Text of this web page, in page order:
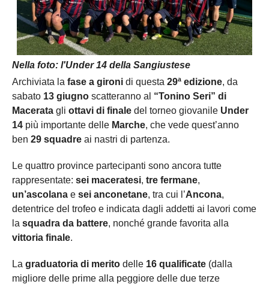
Nella foto: l'Under 14 della Sangiustese
Archiviata la fase a gironi di questa 29ª edizione, da
sabato 13 giugno scatteranno al “Tonino Seri” di
Macerata gli ottavi di finale del torneo giovanile Under
14 più importante delle Marche, che vede quest’anno
ben 29 squadre ai nastri di partenza.
Le quattro province partecipanti sono ancora tutte
rappresentate: sei maceratesi, tre fermane,
un’ascolana e sei anconetane, tra cui l’Ancona,
detentrice del trofeo e indicata dagli addetti ai lavori come
la squadra da battere, nonché grande favorita alla
vittoria finale.
La graduatoria di merito delle 16 qualificate (dalla
migliore delle prime alla peggiore delle due terze